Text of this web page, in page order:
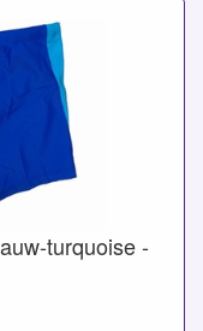
turquoise -